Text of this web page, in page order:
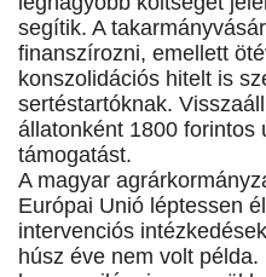
segítik. A
finanszírozni, emellett
konszolidációs hitelt is
sertéstartóknak.
állatonként 1800 forintos
támogatást.
A magyar
Európai Unió léptessen
intervenciós
húsz éve nem volt